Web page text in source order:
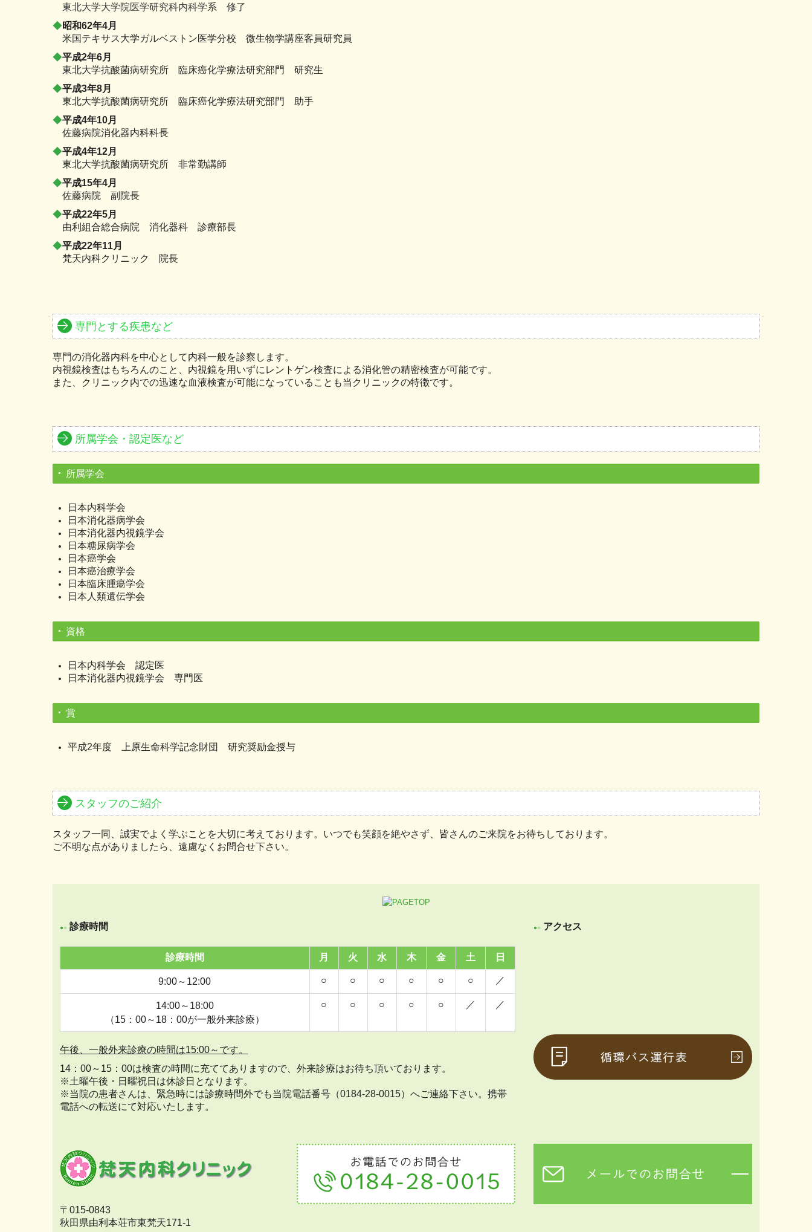
東北大学大学院医学研究科内科学系 修了
◆昭和62年4月
米国テキサス大学ガルベストン医学分校 微生物学講座客員研究員
◆平成2年6月
東北大学抗酸菌病研究所 臨床癌化学療法研究部門 研究生
◆平成3年8月
東北大学抗酸菌病研究所 臨床癌化学療法研究部門 助手
◆平成4年10月
佐藤病院消化器内科科長
◆平成4年12月
東北大学抗酸菌病研究所 非常勤講師
◆平成15年4月
佐藤病院 副院長
◆平成22年5月
由利組合総合病院 消化器科 診療部長
◆平成22年11月
梵天内科クリニック 院長
専門とする疾患など
専門の消化器内科を中心として内科一般を診察します。
内視鏡検査はもちろんのこと、内視鏡を用いずにレントゲン検査による消化管の精密検査が可能です。
また、クリニック内での迅速な血液検査が可能になっていることも当クリニックの特徴です。
所属学会・認定医など
所属学会
日本内科学会
日本消化器病学会
日本消化器内視鏡学会
日本糖尿病学会
日本癌学会
日本癌治療学会
日本臨床腫瘍学会
日本人類遺伝学会
資格
日本内科学会 認定医
日本消化器内視鏡学会 専門医
賞
平成2年度 上原生命科学記念財団 研究奨励金授与
スタッフのご紹介
スタッフ一同、誠実でよく学ぶことを大切に考えております。いつでも笑顔を絶やさず、皆さんのご来院をお待ちしております。
ご不明な点がありましたら、遠慮なくお問合せ下さい。
●● 診療時間
診療時間 月 火 水 木 金 土 日
9:00～12:00 ○ ○ ○ ○ ○ ○ ／
14:00～18:00
（15：00～18：00が一般外来診療）
○ ○ ○ ○ ○ ／ ／
午後、一般外来診療の時間は15:00～です。
14：00～15：00は検査の時間に充ててありますので、外来診療はお待ち頂いております。
※土曜午後・日曜祝日は休診日となります。
※当院の患者さんは、緊急時には診療時間外でも当院電話番号（0184-28-0015）へご連絡下さい。携帯
電話への転送にて対応いたします。
●● アクセス
〒015-0843
秋田県由利本荘市東梵天171-1